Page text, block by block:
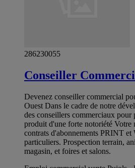
286230055
Conseiller
Devenez conseiller commercial
Ouest Dans le cadre de notre
des conseillers commerciaux
produit d'une forte notoriété Votre
contrats d'abonnements PRINT
particuliers. Prospection terrain,
magasin, et foires et salons.